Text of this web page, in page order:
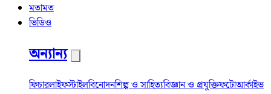
মতামত
ভিডিও
অন্যান্য
ফিচারলাইফস্টাইলবিনোদনশিল্প ও সাহিত্যবিজ্ঞান ও প্রযুক্তিফটোআর্কাইভ